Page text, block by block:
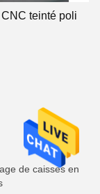
teinté poli
de caisses en